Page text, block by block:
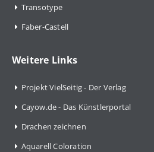
Transotype
Faber-Castell
Weitere Links
Projekt VielSeitig - Der Verlag
Cayow.de - Das Künstlerportal
Drachen zeichnen
Aquarell Coloration